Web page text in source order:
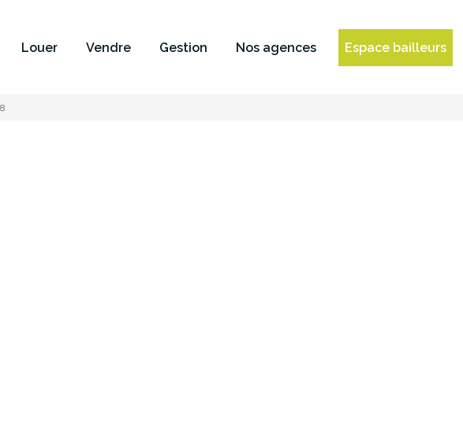
Louer Vendre Gestion Nos agences Espace bailleurs